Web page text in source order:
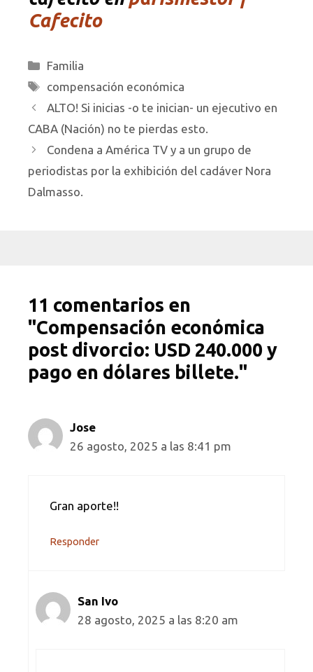
Cafecito
Categorías
Familia
Etiquetas
compensación económica
ALTO! Si inicias -o te inician- un ejecutivo en
CABA (Nación) no te pierdas esto.
Condena a América TV y a un grupo de
periodistas por la exhibición del cadáver Nora
Dalmasso.
11 comentarios en
"Compensación económica
post divorcio: USD 240.000 y
pago en dólares billete."
Jose
26 agosto, 2025 a las 8:41 pm
Gran aporte!!
Responder
San Ivo
28 agosto, 2025 a las 8:20 am